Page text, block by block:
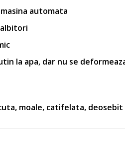
automata
la apa, dar nu se
moale, catifelata,